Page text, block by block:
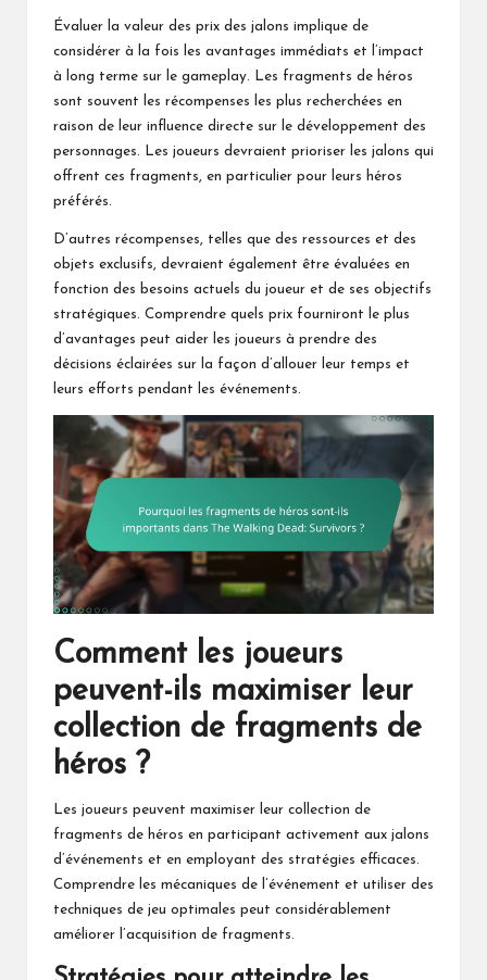
Évaluer la valeur des prix des jalons implique de
considérer à la fois les avantages immédiats et l’impact
à long terme sur le gameplay. Les fragments de héros
sont souvent les récompenses les plus recherchées en
raison de leur influence directe sur le développement des
personnages. Les joueurs devraient prioriser les jalons qui
offrent ces fragments, en particulier pour leurs héros
préférés.
D’autres récompenses, telles que des ressources et des
objets exclusifs, devraient également être évaluées en
fonction des besoins actuels du joueur et de ses objectifs
stratégiques. Comprendre quels prix fourniront le plus
d’avantages peut aider les joueurs à prendre des
décisions éclairées sur la façon d’allouer leur temps et
leurs efforts pendant les événements.
Comment les joueurs
peuvent-ils maximiser leur
collection de fragments de
héros ?
Les joueurs peuvent maximiser leur collection de
fragments de héros en participant activement aux jalons
d’événements et en employant des stratégies efficaces.
Comprendre les mécaniques de l’événement et utiliser des
techniques de jeu optimales peut considérablement
améliorer l’acquisition de fragments.